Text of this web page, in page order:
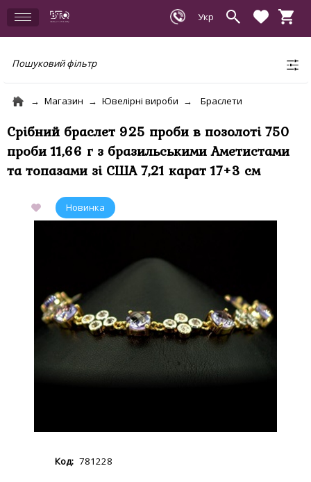
Пошуковий фільтр
Магазин Ювелірні вироби Браслети
Срібний браслет 925 проби в позолоті 750
проби 11,66 г з бразильськими Аметистами
та топазами зі США 7,21 карат 17+3 см
781228